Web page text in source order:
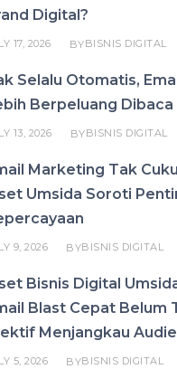
Digital?
17, 2026 BYBISNIS DIGITAL
Selalu Otomatis,
Berpeluang Dibaca
13, 2026 BYBISNIS DIGITAL
Marketing Tak
Umsida Soroti
9, 2026 BYBISNIS DIGITAL
Bisnis Digital
Blast Cepat Belum
Menjangkau
5, 2026 BYBISNIS DIGITAL